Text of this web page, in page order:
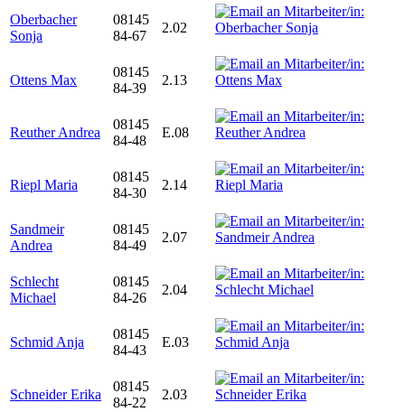
Oberbacher
Sonja
08145
84-67
2.02
Ottens Max
08145
84-39
2.13
Reuther Andrea
08145
84-48
E.08
Riepl Maria
08145
84-30
2.14
Sandmeir
Andrea
08145
84-49
2.07
Schlecht
Michael
08145
84-26
2.04
Schmid Anja
08145
84-43
E.03
Schneider Erika
08145
84-22
2.03